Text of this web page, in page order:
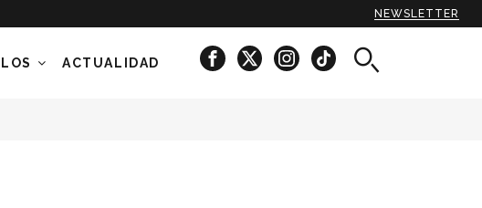
NEWSLETTER
ACTUALIDAD